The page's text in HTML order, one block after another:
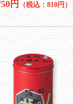
円 （税込：810円）